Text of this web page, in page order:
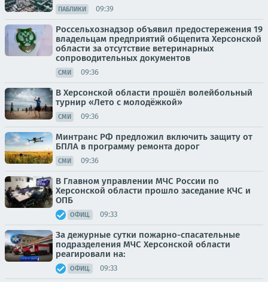
ПАБЛИКИ 09:39
Россельхознадзор объявил предостережения 19
владельцам предприятий общепита Херсонской
области за отсутствие ветеринарных
сопроводительных документов
СМИ 09:36
В Херсонской области прошёл волейбольный
турнир «Лето с молодёжкой»
СМИ 09:36
Минтранс РФ предложил включить защиту от
БПЛА в программу ремонта дорог
СМИ 09:36
В Главном управлении МЧС России по
Херсонской области прошло заседание КЧС и
OПБ
ОФИЦ. 09:33
За дежурные сутки пожарно-спасательные
подразделения МЧС Херсонской области
реагировали на:
ОФИЦ. 09:33